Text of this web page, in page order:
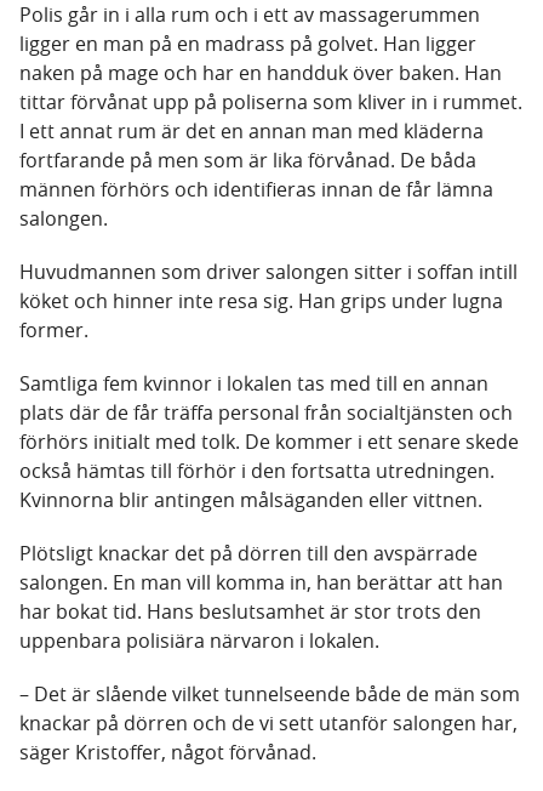
Polis går in i alla rum och i ett av massagerummen
ligger en man på en madrass på golvet. Han ligger
naken på mage och har en handduk över baken. Han
tittar förvånat upp på poliserna som kliver in i rummet.
I ett annat rum är det en annan man med kläderna
fortfarande på men som är lika förvånad. De båda
männen förhörs och identifieras innan de får lämna
salongen.
Huvudmannen som driver salongen sitter i soffan intill
köket och hinner inte resa sig. Han grips under lugna
former.
Samtliga fem kvinnor i lokalen tas med till en annan
plats där de får träffa personal från socialtjänsten och
förhörs initialt med tolk. De kommer i ett senare skede
också hämtas till förhör i den fortsatta utredningen.
Kvinnorna blir antingen målsäganden eller vittnen.
Plötsligt knackar det på dörren till den avspärrade
salongen. En man vill komma in, han berättar att han
har bokat tid. Hans beslutsamhet är stor trots den
uppenbara polisiära närvaron i lokalen.
– Det är slående vilket tunnelseende både de män som
knackar på dörren och de vi sett utanför salongen har,
säger Kristoffer, något förvånad.